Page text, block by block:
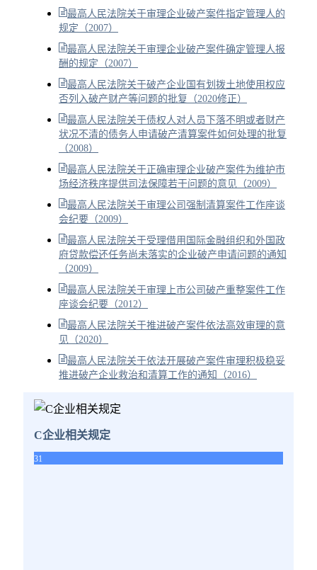
最高人民法院关于审理企业破产案件指定管理人的
规定（2007）
最高人民法院关于审理企业破产案件确定管理人报
酬的规定（2007）
最高人民法院关于破产企业国有划拨土地使用权应
否列入破产财产等问题的批复（2020修正）
最高人民法院关于债权人对人员下落不明或者财产
状况不清的债务人申请破产清算案件如何处理的批复
（2008）
最高人民法院关于正确审理企业破产案件为维护市
场经济秩序提供司法保障若干问题的意见（2009）
最高人民法院关于审理公司强制清算案件工作座谈
会纪要（2009）
最高人民法院关于受理借用国际金融组织和外国政
府贷款偿还任务尚未落实的企业破产申请问题的通知
（2009）
最高人民法院关于审理上市公司破产重整案件工作
座谈会纪要（2012）
最高人民法院关于推进破产案件依法高效审理的意
见（2020）
最高人民法院关于依法开展破产案件审理积极稳妥
推进破产企业救治和清算工作的通知（2016）
C企业相关规定
31